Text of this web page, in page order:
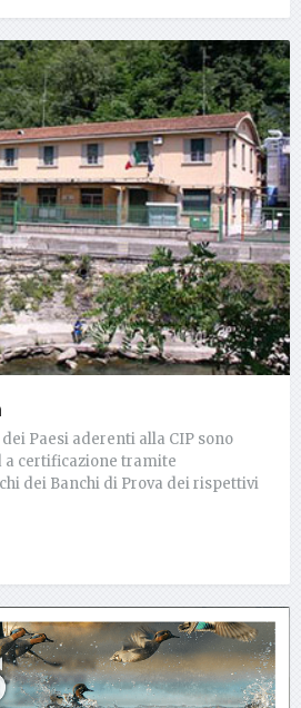
Paesi aderenti alla CIP sono
a certificazione tramite
dei Banchi di Prova dei rispettivi